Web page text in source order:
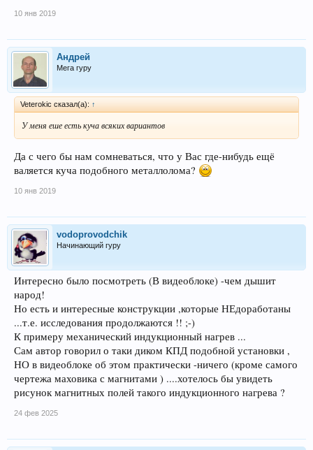
10 янв 2019
Андрей
Мега гуру
Veterokic сказал(а): ↑
У меня еше есть куча всяких вариантов
Да с чего бы нам сомневаться, что у Вас где-нибудь ещё
валяется куча подобного металлолома?
10 янв 2019
vodoprovodchik
Начинающий гуру
Интересно было посмотреть (В видеоблоке) -чем дышит
народ!
Но есть и интересные конструкции ,которые НЕдоработаны
...т.е. исследования продолжаются !! ;-)
К примеру механический индукционный нагрев ...
Сам автор говорил о таки диком КПД подобной установки ,
НО в видеоблоке об этом практически -ничего (кроме самого
чертежа маховика с магнитами ) ....хотелось бы увидеть
рисунок магнитных полей такого индукционного нагрева ?
24 фев 2025